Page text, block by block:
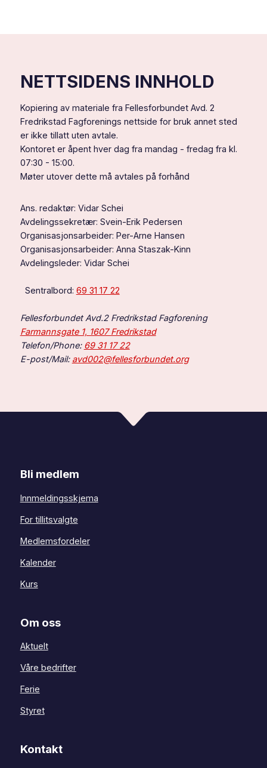
deg
NETTSIDENS INNHOLD
Kopiering av materiale fra Fellesforbundet Avd. 2
Fredrikstad Fagforenings nettside for bruk annet sted
er ikke tillatt uten avtale.
Kontoret er åpent hver dag fra mandag - fredag fra kl.
07:30 - 15:00.
Møter utover dette må avtales på forhånd
Ans. redaktør: Vidar Schei
Avdelingssekretær: Svein-Erik Pedersen
Organisasjonsarbeider: Per-Arne Hansen
Organisasjonsarbeider: Anna Staszak-Kinn
Avdelingsleder: Vidar Schei
Sentralbord: 69 31 17 22
Fellesforbundet Avd.2 Fredrikstad Fagforening
Farmannsgate 1, 1607 Fredrikstad
Telefon/Phone: 69 31 17 22
E-post/Mail: avd002@fellesforbundet.org
Bli medlem
Innmeldingsskjema
For tillitsvalgte
Medlemsfordeler
Kalender
Kurs
Om oss
Aktuelt
Våre bedrifter
Ferie
Styret
Kontakt